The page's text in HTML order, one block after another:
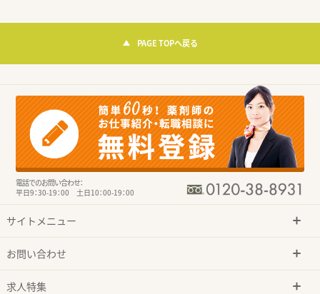
PAGE TOPへ戻る
電話でのお問い合わせ：
平日9：30-19：00 土日10：00-19：00
サイトメニュー
お問い合わせ
求人特集